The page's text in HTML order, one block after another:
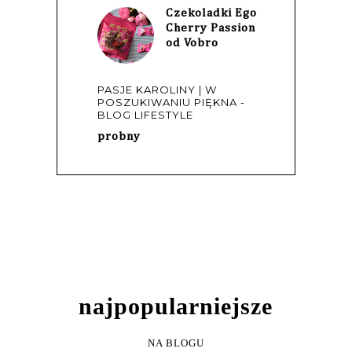
Czekoladki Ego
Cherry Passion
od Vobro
PASJE KAROLINY | W
POSZUKIWANIU PIĘKNA -
BLOG LIFESTYLE
probny
NAJPOPULARNIEJSZE
NA BLOGU